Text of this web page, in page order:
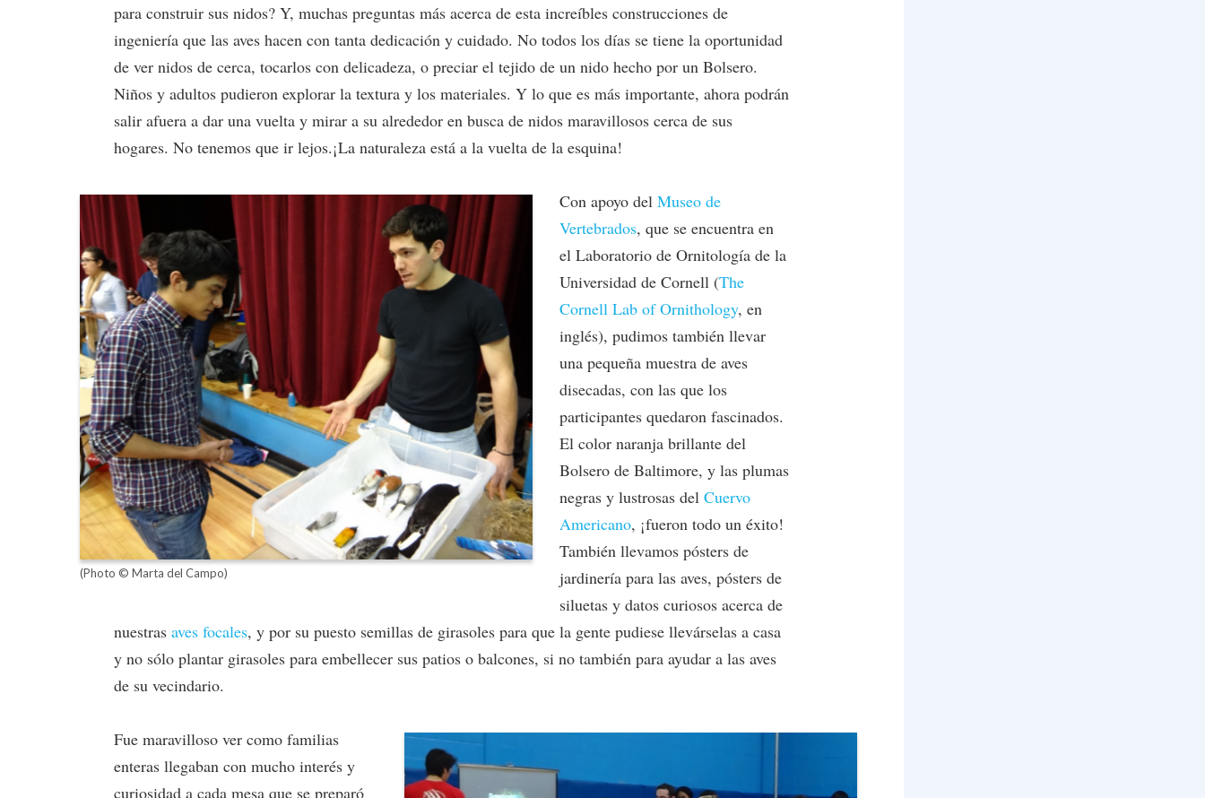
para construir sus nidos? Y, muchas preguntas más acerca de esta increíbles construcciones de
ingeniería que las aves hacen con tanta dedicación y cuidado. No todos los días se tiene la oportunidad
de ver nidos de cerca, tocarlos con delicadeza, o preciar el tejido de un nido hecho por un Bolsero.
Niños y adultos pudieron explorar la textura y los materiales. Y lo que es más importante, ahora podrán
salir afuera a dar una vuelta y mirar a su alrededor en busca de nidos maravillosos cerca de sus
hogares. No tenemos que ir lejos.¡La naturaleza está a la vuelta de la esquina!
(Photo © Marta del Campo)
Con apoyo delMuseo de
Vertebrados, que se encuentra en
el Laboratorio de Ornitología de la
Universidad de Cornell (The
Cornell Lab of Ornithology, en
inglés), pudimos también llevar
una pequeña muestra de aves
disecadas, con las que los
participantes quedaron fascinados.
El color naranja brillante del
Bolsero de Baltimore, y las plumas
negras y lustrosas delCuervo
Americano, ¡fueron todo un éxito!
También llevamos pósters de
jardinería para las aves, pósters de
siluetas y datos curiosos acerca de
nuestras aves focales, y por su puesto semillas de girasoles para que la gente pudiese llevárselas a casa
y no sólo plantar girasoles para embellecer sus patios o balcones, si no también para ayudar a las aves
de su vecindario.
Fue maravilloso ver como familias
enteras llegaban con mucho interés y
curiosidad a cada mesa que se preparó